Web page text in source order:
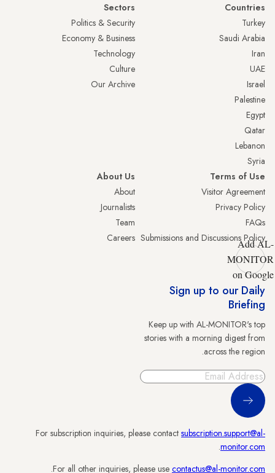
Countries
Turkey
Saudi Arabia
Iran
UAE
Israel
Palestine
Egypt
Qatar
Lebanon
Syria
Sectors
Politics & Security
Economy & Business
Technology
Culture
Our Archive
Terms of Use
Visitor Agreement
Privacy Policy
FAQs
Submissions and Discussions Policy
About Us
About
Journalists
Team
Careers
Add AL-
MONITOR
on Google
Sign up to our Daily
Briefing
Keep up with AL-MONITOR's top
stories with a morning digest from
across the region.
Sign Up
For subscription inquiries, please contact subscription.support@al-
monitor.com
.
For all other inquiries, please use contactus@al-monitor.com
.